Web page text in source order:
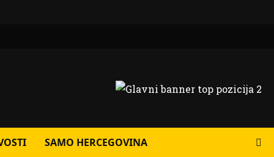
SAMO HERCEGOVINA